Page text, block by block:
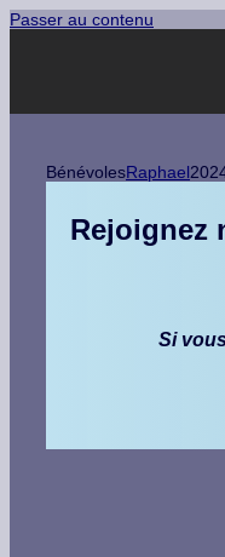
Passer au contenu
BénévolesRaphael
Rejoignez
Si